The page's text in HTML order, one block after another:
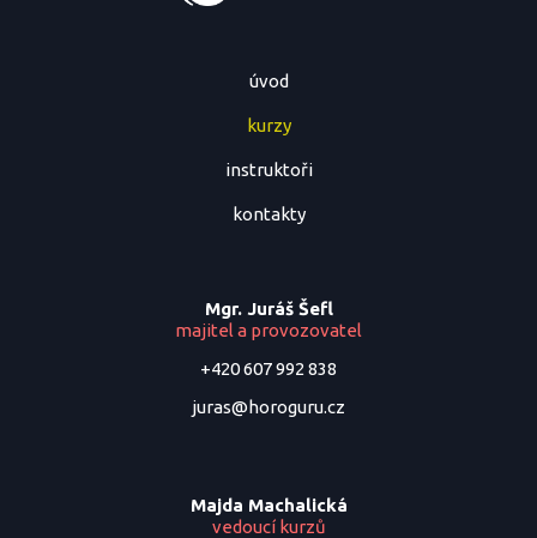
úvod
kurzy
instruktoři
kontakty
Mgr. Juráš Šefl
majitel a provozovatel
+420 607 992 838
juras@horoguru.cz
Majda Machalická
vedoucí kurzů